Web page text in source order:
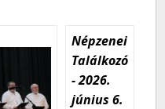
Népzenei
Találkozó
- 2026.
június 6.